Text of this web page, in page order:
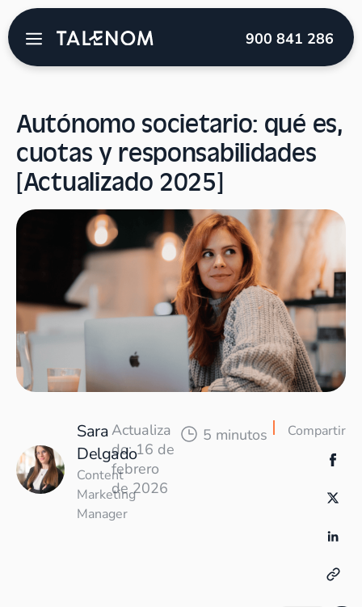
900 841 286
societario: qué es, cuotas y responsabilidades [Actualizado
Autónomo societario: qué es,
cuotas y responsabilidades
[Actualizado 2025]
Sara
Delgado
Content
Marketing
Manager
Actualiza
do: 16 de
febrero
de 2026
5 minutos Compartir